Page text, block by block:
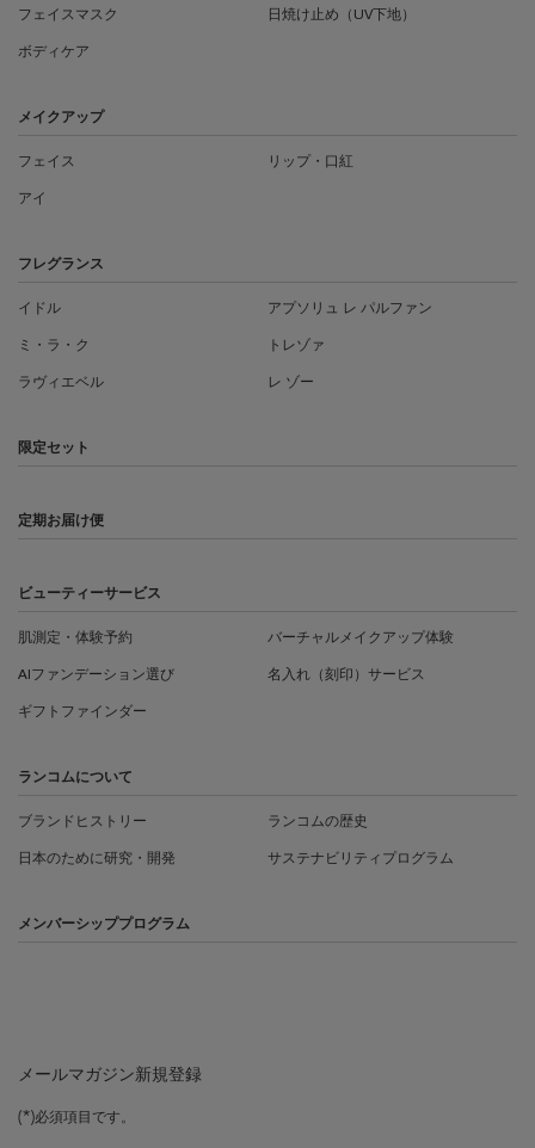
フェイスマスク 日焼け止め（UV下地）
ボディケア
メイクアップ
フェイス リップ・口紅
アイ
フレグランス
イドル アプソリュ レ パルファン
ミ・ラ・ク トレゾァ
ラヴィエベル レ ゾー
限定セット
定期お届け便
ビューティーサービス
肌測定・体験予約 バーチャルメイクアップ体験
AIファンデーション選び 名入れ（刻印）サービス
ギフトファインダー
ランコムについて
ブランドヒストリー ランコムの歴史
日本のために研究・開発 サステナビリティプログラム
メンバーシッププログラム
メールマガジン新規登録
(*)必須項目です。